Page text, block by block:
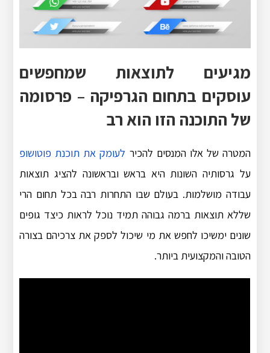
מגיעים לתוצאות שמחפשים
עוסקים בתחום הגרפיקה – פרסומה
של התוכנה הזו הוא רב
המטרה של אלו המנסים להכיר לעומק את תוכנת פוטושופ
על גרסותיה השונות היא בראש ובראשונה להציג תוצאות
עבודה מושלמות. בעולם שבו התחרות רבה בכל תחום הרי
שללא תוצאות ברמה גבוהה תמיד נוכל לראות כיצד גופים
שונים ימשיכו לחפש את מי שיכול לספק את צרכיהם בצורה
הטובה והמקצועית ביותר.